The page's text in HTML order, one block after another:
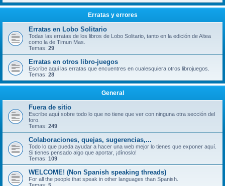
Erratas y errores
Erratas en Lobo Solitario
Todas las erratas de los libros de Lobo Solitario, tanto en la edición de Altea
como la de Timun Mas.
Temas: 29
Erratas en otros libro-juegos
Escribe aqui las erratas que encuentres en cualesquiera otros librojuegos.
Temas: 28
General
Fuera de sitio
Escribe aquí sobre todo lo que no tiene que ver con ninguna otra sección del
foro.
Temas: 249
Colaboraciones, quejas, sugerencias,...
Todo lo que pueda ayudar a hacer una web mejor lo tienes que exponer aquí.
Si tienes pensado algo que aportar, ¡dínoslo!
Temas: 109
WELCOME! (Non Spanish speaking threads)
For all the people that speak in other languages than Spanish.